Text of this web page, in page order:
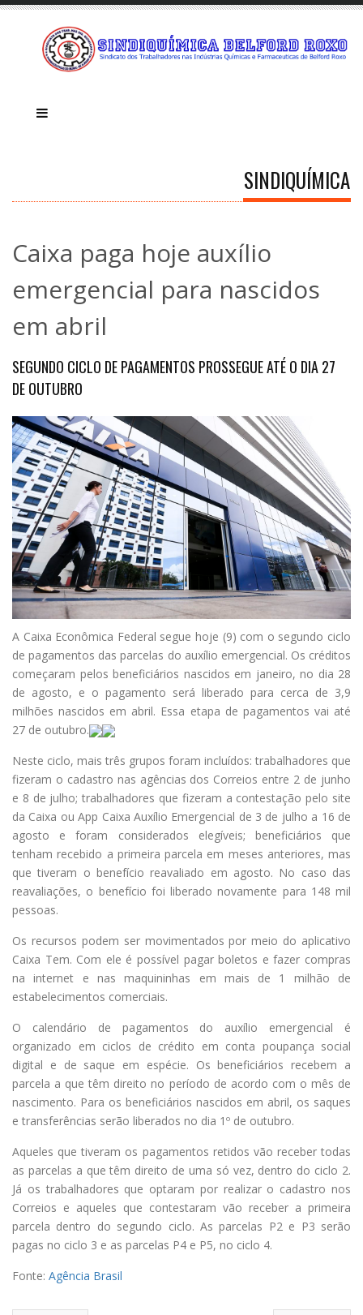
SINDIQUÍMICA
Caixa paga hoje auxílio
emergencial para nascidos
em abril
SEGUNDO CICLO DE PAGAMENTOS PROSSEGUE ATÉ O DIA 27
DE OUTUBRO
A Caixa Econômica Federal segue hoje (9) com o segundo ciclo
de pagamentos das parcelas do auxílio emergencial. Os créditos
começaram pelos beneficiários nascidos em janeiro, no dia 28
de agosto, e o pagamento será liberado para cerca de 3,9
milhões nascidos em abril. Essa etapa de pagamentos vai até
27 de outubro.
Neste ciclo, mais três grupos foram incluídos: trabalhadores que
fizeram o cadastro nas agências dos Correios entre 2 de junho
e 8 de julho; trabalhadores que fizeram a contestação pelo site
da Caixa ou App Caixa Auxílio Emergencial de 3 de julho a 16 de
agosto e foram considerados elegíveis; beneficiários que
tenham recebido a primeira parcela em meses anteriores, mas
que tiveram o benefício reavaliado em agosto. No caso das
reavaliações, o benefício foi liberado novamente para 148 mil
pessoas.
Os recursos podem ser movimentados por meio do aplicativo
Caixa Tem. Com ele é possível pagar boletos e fazer compras
na internet e nas maquininhas em mais de 1 milhão de
estabelecimentos comerciais.
O calendário de pagamentos do auxílio emergencial é
organizado em ciclos de crédito em conta poupança social
digital e de saque em espécie. Os beneficiários recebem a
parcela a que têm direito no período de acordo com o mês de
nascimento. Para os beneficiários nascidos em abril, os saques
e transferências serão liberados no dia 1º de outubro.
Aqueles que tiveram os pagamentos retidos vão receber todas
as parcelas a que têm direito de uma só vez, dentro do ciclo 2.
Já os trabalhadores que optaram por realizar o cadastro nos
Correios e aqueles que contestaram vão receber a primeira
parcela dentro do segundo ciclo. As parcelas P2 e P3 serão
pagas no ciclo 3 e as parcelas P4 e P5, no ciclo 4.
Fonte: Agência Brasil